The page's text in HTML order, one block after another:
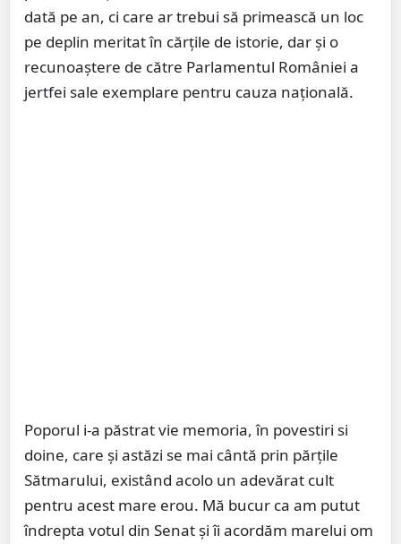
dată pe an, ci care ar trebui să primească un loc
pe deplin meritat în cărțile de istorie, dar și o
recunoaștere de către Parlamentul României a
jertfei sale exemplare pentru cauza națională.
Poporul i-a păstrat vie memoria, în povestiri si
doine, care și astăzi se mai cântă prin părțile
Sătmarului, existând acolo un adevărat cult
pentru acest mare erou. Mă bucur ca am putut
îndrepta votul din Senat și îi acordăm marelui om